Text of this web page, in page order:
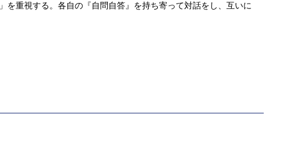
を重視する。各自の『自問自答』を持ち寄って対話をし、互いに